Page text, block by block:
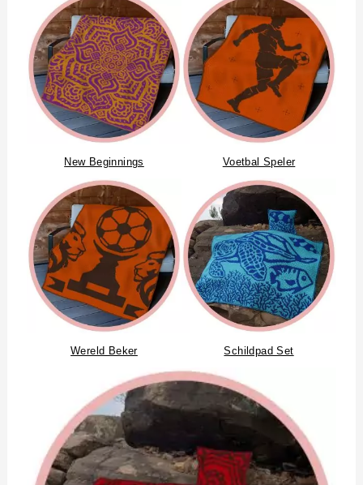
New Beginnings Voetbal Speler
Wereld Beker Schildpad Set